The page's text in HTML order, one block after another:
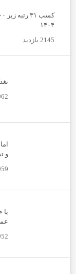
۱۴۰۴
2145 بازدید
962
و
959
با
952